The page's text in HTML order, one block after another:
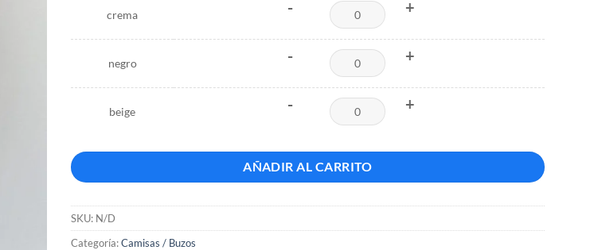
crema - +
negro - +
beige - +
AÑADIR AL CARRITO
SKU: N/D
Categoría:Camisas / Buzos